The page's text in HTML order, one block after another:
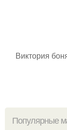
Виктория
Популярные